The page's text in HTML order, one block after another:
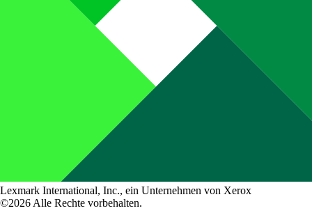
Lexmark International, Inc., ein Unternehmen von Xerox
©2026 Alle Rechte vorbehalten.